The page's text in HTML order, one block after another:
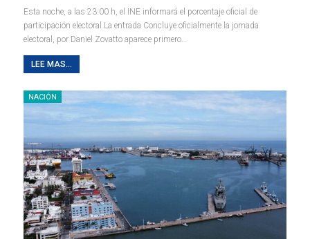
Esta noche, a las 23:00 h, el INE informará el porcentaje oficial de
participación electoral La entrada Concluye oficialmente la jornada
electoral, por Daniel Zovatto aparece primero…
LEE MAS...
NACIÓN